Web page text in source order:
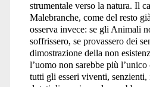
strumentale verso la natura. Il
Malebranche, come del resto
osserva invece: se gli Animali
soffrissero, se provassero dei
dimostrazione della non
l’uomo non sarebbe più l’unico
tutti gli esseri viventi,